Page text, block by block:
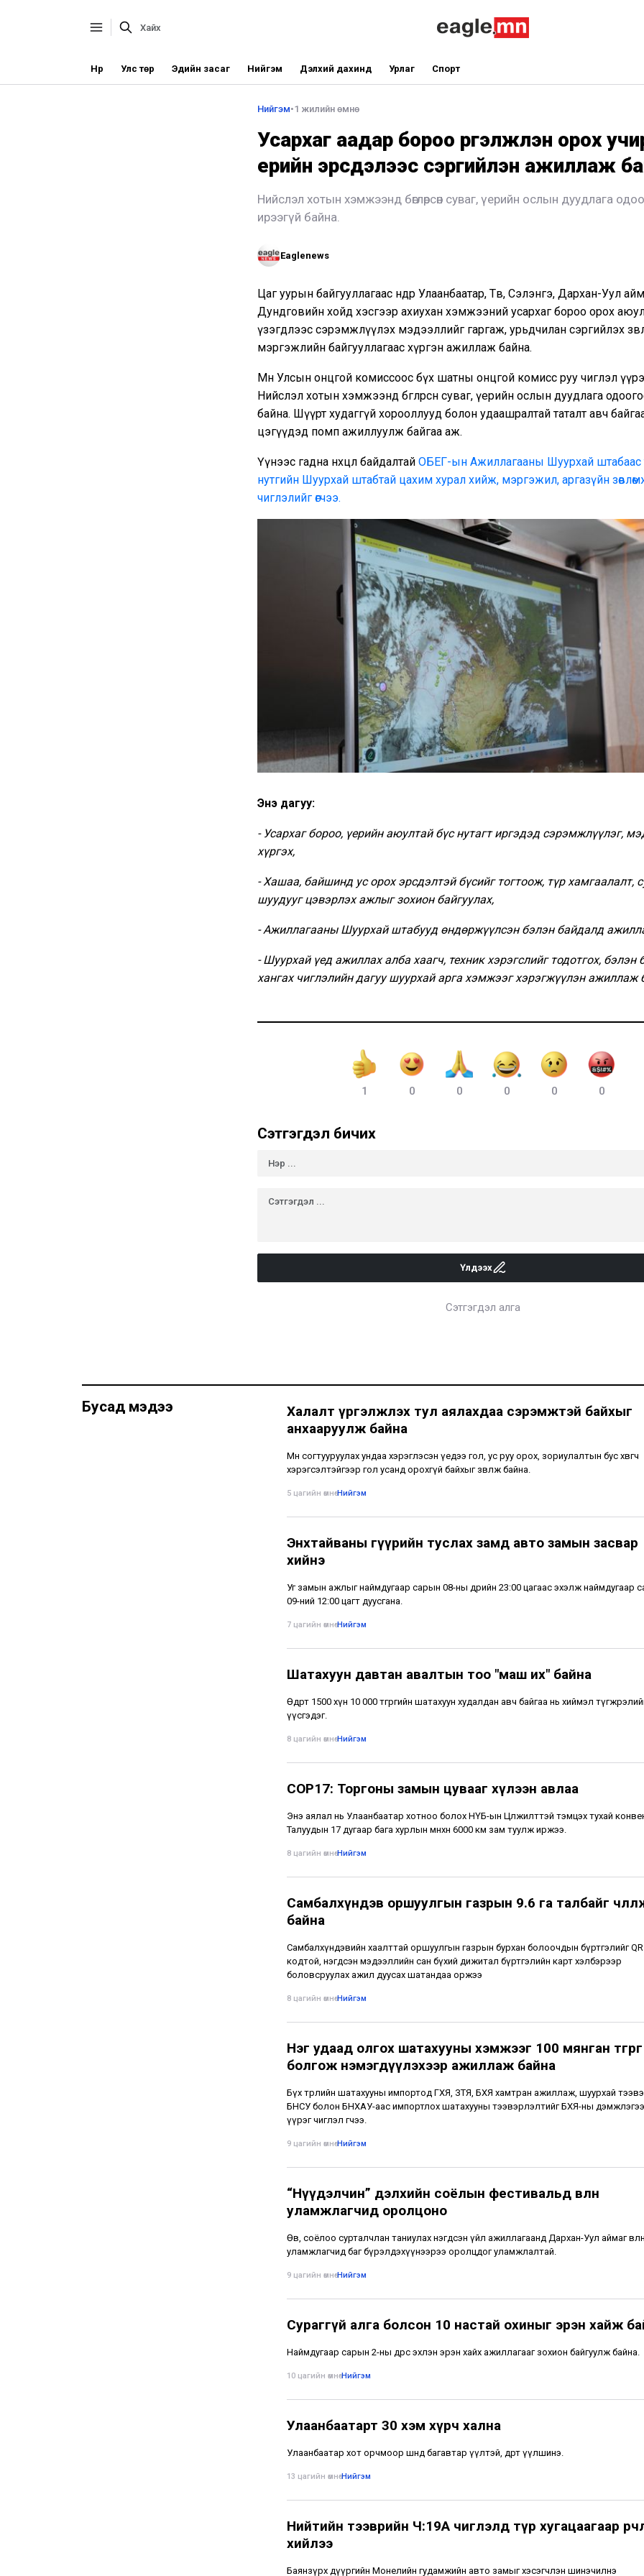
Нүүр Улс төр Эдийн засаг Нийгэм Дэлхий дахинд Урлаг Спорт
Нийгэм•1 жилийн өмнө
Усархаг аадар бороо үргэлжлэн орох
үерийн эрсдэлээс сэргийлэн ажиллаж
Нийслэл хотын хэмжээнд бөглөрсөн суваг, үерийн ослын дуудлага
ирээгүй байна.
Eaglenews
Цаг уурын байгууллагаас өнөөдөр Улаанбаатар, Төв, Сэлэнгэ, Дархан-Уул
Дундговийн хойд хэсгээр ахиухан хэмжээний усархаг бороо орох
үзэгдлээс сэрэмжлүүлэх мэдээллийг гаргаж, урьдчилан сэргийлэх
мэргэжлийн байгууллагаас хүргэн ажиллаж байна.
Мөн Улсын онцгой комиссоос бүх шатны онцгой комисс руу чиглэл
Нийслэл хотын хэмжээнд бөглөрсөн суваг, үерийн ослын дуудлага
байна. Шүүрт худаггүй хорооллууд болон удаашралтай таталт авч
цэгүүдэд помп ажиллуулж байгаа аж.
Үүнээс гадна нөхцөл байдалтай ОБЕГ-ын Ажиллагааны Шуурхай штабаас
нутгийн Шуурхай штабтай цахим хурал хийж, мэргэжил, аргазүйн
чиглэлийг өгчээ.
Энэ дагуу:
- Усархаг бороо, үерийн аюултай бүс нутагт иргэдэд сэрэмжлүүлэг,
хүргэх,
- Хашаа, байшинд ус орох эрсдэлтэй бүсийг тогтоож, түр хамгаалалт,
шуудууг цэвэрлэх ажлыг зохион байгуулах,
- Ажиллагааны Шуурхай штабууд өндөржүүлсэн бэлэн байдалд
- Шуурхай үед ажиллах алба хаагч, техник хэрэгслийг тодотгох, бэлэн
хангах чиглэлийн дагуу шуурхай арга хэмжээг хэрэгжүүлэн ажиллаж
1 0 0 0 0 0
Сэтгэгдэл бичих
Үлдээх
Сэтгэгдэл алга
Бусад мэдээ
Халалт үргэлжлэх тул аялахдаа сэрэмжтэй байхыг
анхааруулж байна
Мөн согтууруулах ундаа хэрэглэсэн үедээ гол, ус руу орох, зориулалтын бус хөвөгч
хэрэгсэлтэйгээр гол усанд орохгүй байхыг зөвлөж байна.
5 цагийн өмнө•Нийгэм
Энхтайваны гүүрийн туслах замд авто замын засвар
хийнэ
Уг замын ажлыг наймдугаар сарын 08-ны өдрийн 23:00 цагаас эхэлж наймдугаар
09-ний 12:00 цагт дуусгана.
7 цагийн өмнө•Нийгэм
Шатахуун давтан авалтын тоо "маш их" байна
Өдөрт 1500 хүн 10 000 төгрөгийн шатахуун худалдан авч байгаа нь хиймэл
үүсгэдэг.
8 цагийн өмнө•Нийгэм
COP17: Торгоны замын цувааг хүлээн авлаа
Энэ аялал нь Улаанбаатар хотноо болох НҮБ-ын Цөлжилттэй тэмцэх тухай
Талуудын 17 дугаар бага хурлын өмнөхөн 6000 км зам туулж иржээ.
8 цагийн өмнө•Нийгэм
Самбалхүндэв оршуулгын газрын 9.6 га талбайг
байна
Самбалхүндэвийн хаалттай оршуулгын газрын бурхан болоочдын бүртгэлийг QR
кодтой, нэгдсэн мэдээллийн сан бүхий дижитал бүртгэлийн карт хэлбэрээр
боловсруулах ажил дуусах шатандаа оржээ
8 цагийн өмнө•Нийгэм
Нэг удаад олгох шатахууны хэмжээг 100 мянган төгрөг
болгож нэмэгдүүлэхээр ажиллаж байна
Бүх төрлийн шатахууны импортод ГХЯ, ЗТЯ, БХЯ хамтран ажиллаж, шуурхай
БНСУ болон БНХАУ-аас импортлох шатахууны тээвэрлэлтийг БХЯ-ны
үүрэг чиглэл өгчээ.
9 цагийн өмнө•Нийгэм
“Нүүдэлчин” дэлхийн соёлын фестивальд өвлөн
уламжлагчид оролцоно
Өв, соёлоо сурталчлан таниулах нэгдсэн үйл ажиллагаанд Дархан-Уул аймаг өвлөн
уламжлагчид баг бүрэлдэхүүнээрээ оролцдог уламжлалтай.
9 цагийн өмнө•Нийгэм
Сураггүй алга болсон 10 настай охиныг эрэн хайж
Наймдугаар сарын 2-ны өдрөөс эхлэн эрэн хайх ажиллагааг зохион байгуулж байна.
10 цагийн өмнө•Нийгэм
Улаанбаатарт 30 хэм хүрч хална
Улаанбаатар хот орчмоор шөнөдөө багавтар үүлтэй, өдөртөө үүлшинэ.
13 цагийн өмнө•Нийгэм
Нийтийн тээврийн Ч:19А чиглэлд түр хугацаагаар
хийлээ
Баянзүрх дүүргийн Монелийн гудамжийн авто замыг хэсэгчлэн шинэчилнэ